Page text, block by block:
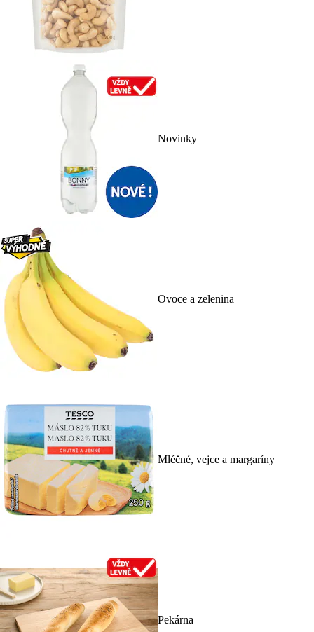
Novinky
Ovoce a zelenina
Mléčné, vejce a margaríny
Pekárna